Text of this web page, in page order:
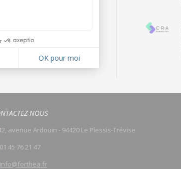
NOUS
avenue Ardouin - 94420 Le Plessis-Trévise
01 45 76 21 47
info@forthea.fr